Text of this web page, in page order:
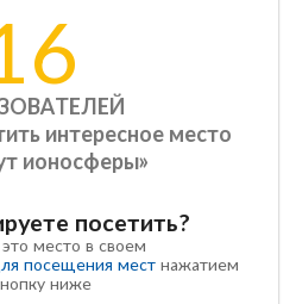
интересное место
ионосферы»
посетить?
место в своем
посещения мест нажатием
ниже